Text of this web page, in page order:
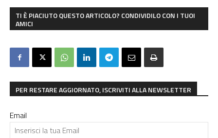
TI È PIACIUTO QUESTO ARTICOLO? CONDIVIDILO CON I TUOI
AMICI
PER RESTARE AGGIORNATO, ISCRIVITI ALLA NEWSLETTER
Email